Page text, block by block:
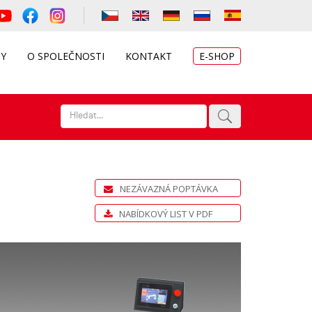
O SPOLEČNOSTI KONTAKT E-SHOP
NEZÁVAZNÁ POPTÁVKA
NABÍDKOVÝ LIST V PDF